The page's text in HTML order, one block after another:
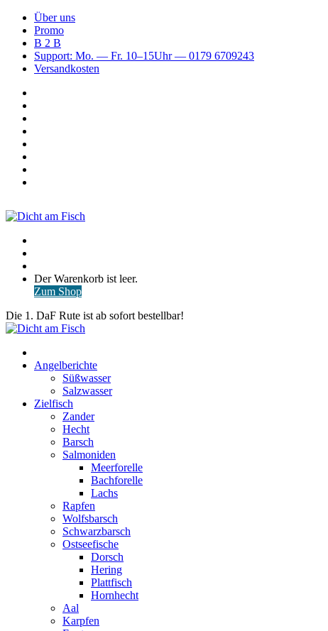
Über uns
Promo
B 2 B
Support: Mo. — Fr. 10–15Uhr — 0179 6709243
Versandkosten
Warenkorb
ansehen
Der Warenkorb ist leer.
Zum Shop
Die 1. DaF Rute ist ab sofort bestellbar!
Angelberichte
Süßwasser
Salzwasser
Zielfisch
Zander
Hecht
Barsch
Salmoniden
Meerforelle
Bachforelle
Lachs
Rapfen
Wolfsbarsch
Schwarzbarsch
Ostseefische
Dorsch
Hering
Plattfisch
Hornhecht
Aal
Karpfen